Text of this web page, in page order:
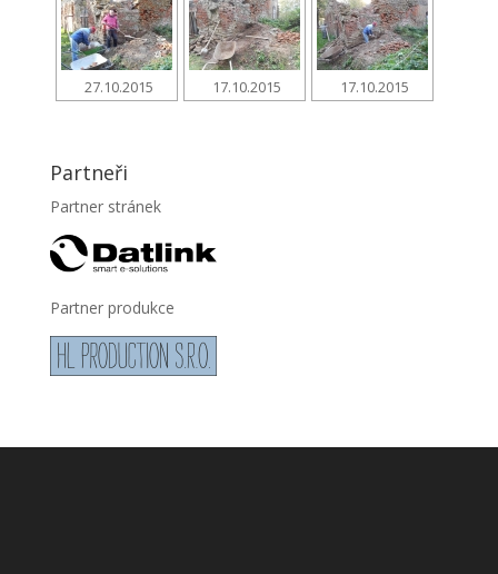
27.10.2015 17.10.2015 17.10.2015
Partneři
Partner stránek
Partner produkce